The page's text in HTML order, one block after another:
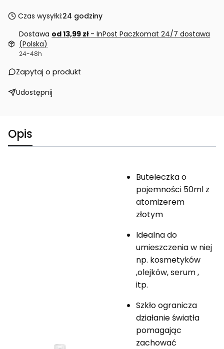
Czas wysyłki:24 godziny
Dostawa od 13,99 zł - InPost Paczkomat 24/7 dostawa
(Polska)
24-48h
Zapytaj o produkt
Udostępnij
Opis
Buteleczka o
pojemności 50ml z
atomizerem
złotym
Idealna do
umieszczenia w niej
np. kosmetyków
,olejków, serum ,
itp.
Szkło ogranicza
działanie światła
pomagając
zachować